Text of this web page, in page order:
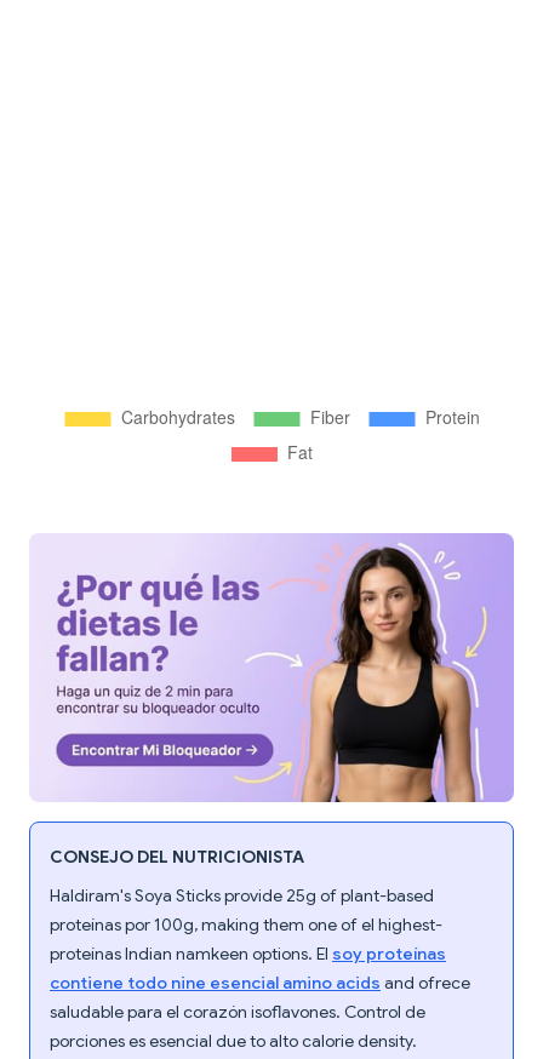
CONSEJO DEL NUTRICIONISTA
Haldiram's Soya Sticks provide 25g of plant-based
proteínas por 100g, making them one of el highest-
proteínas Indian namkeen options. El soy proteínas
contiene todo nine esencial amino acids and ofrece
saludable para el corazón isoflavones. Control de
porciones es esencial due to alto calorie density.